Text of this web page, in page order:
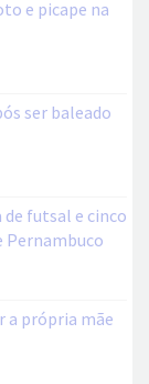
e picape na
ser baleado
futsal e cinco
Pernambuco
a própria mãe